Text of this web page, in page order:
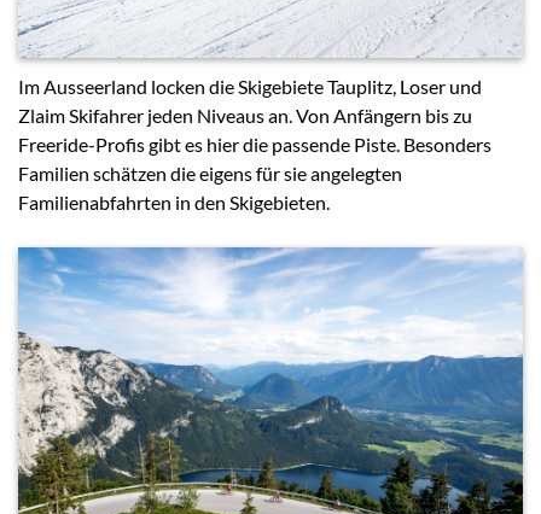
Im Ausseerland locken die Skigebiete Tauplitz, Loser und
Zlaim Skifahrer jeden Niveaus an. Von Anfängern bis zu
Freeride-Profis gibt es hier die passende Piste. Besonders
Familien schätzen die eigens für sie angelegten
Familienabfahrten in den Skigebieten.